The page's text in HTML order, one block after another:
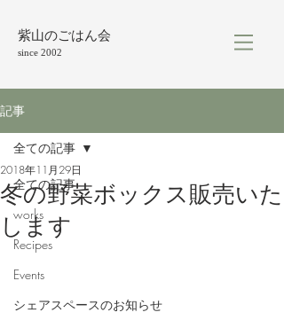
紫山のごはん会
since 2002
記事
全ての記事
works
Recipes
Events
シェアスペースのお知らせ
全ての記事
冬の野菜ボックス販売いた
します
2018年11月29日